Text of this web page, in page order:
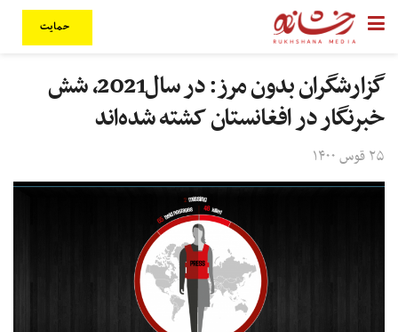
حمایت
گزارشگران بدون مرز:‌ در سال2021، شش
خبرنگار در افغانستان کشته شده‌اند
۲۵ قوس ۱۴۰۰